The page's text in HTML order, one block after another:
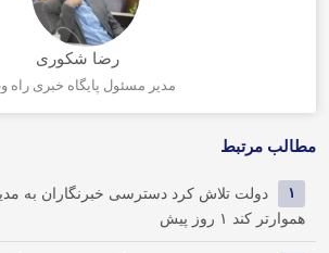
رضا شکوری
مدیر مسئول پایگاه خبری راه
مطالب مرتبط
۱
دولت تلاش کرد دسترسی خبرنگاران به
هموارتر کند ۱ روز پیش